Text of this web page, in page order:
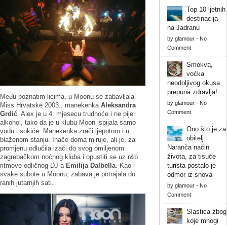
Među poznatim licima, u Moonu se zabavljala
Miss Hrvatske 2003., manekenka Aleksandra
Grdić . Alex je u 4. mjesecu trudnoće i ne pije
alkohol, tako da je u klubu Moon ispijala samo
vodu i sokiće. Manekenka zrači ljepotom i u
blaženom stanju. Inače doma miruje, ali je, za
promjenu odlučila izači do svog omiljenom
zagrebačkom noćnog kluba i opustiti se uz r&b
ritmove odličnog DJ-a Emilija Dalbella . Kao i
svake subote u Moonu, zabava je potrajala do
ranih jutarnjih sati.
Top 10 ljetnih
destinacija
na Jadranu
by glamour- No
Comment
Smokva,
voćka
neodoljivog okusa
prepuna zdravlja!
by glamour- No
Comment
Ono što je za
obitelj
Naranča način
života, za tisuće
turista postalo je
odmor iz snova
by glamour- No
Comment
Slastica zbog
koje mnogi